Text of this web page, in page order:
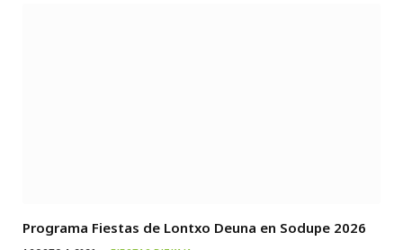
Programa Fiestas de Lontxo Deuna en Sodupe 2026